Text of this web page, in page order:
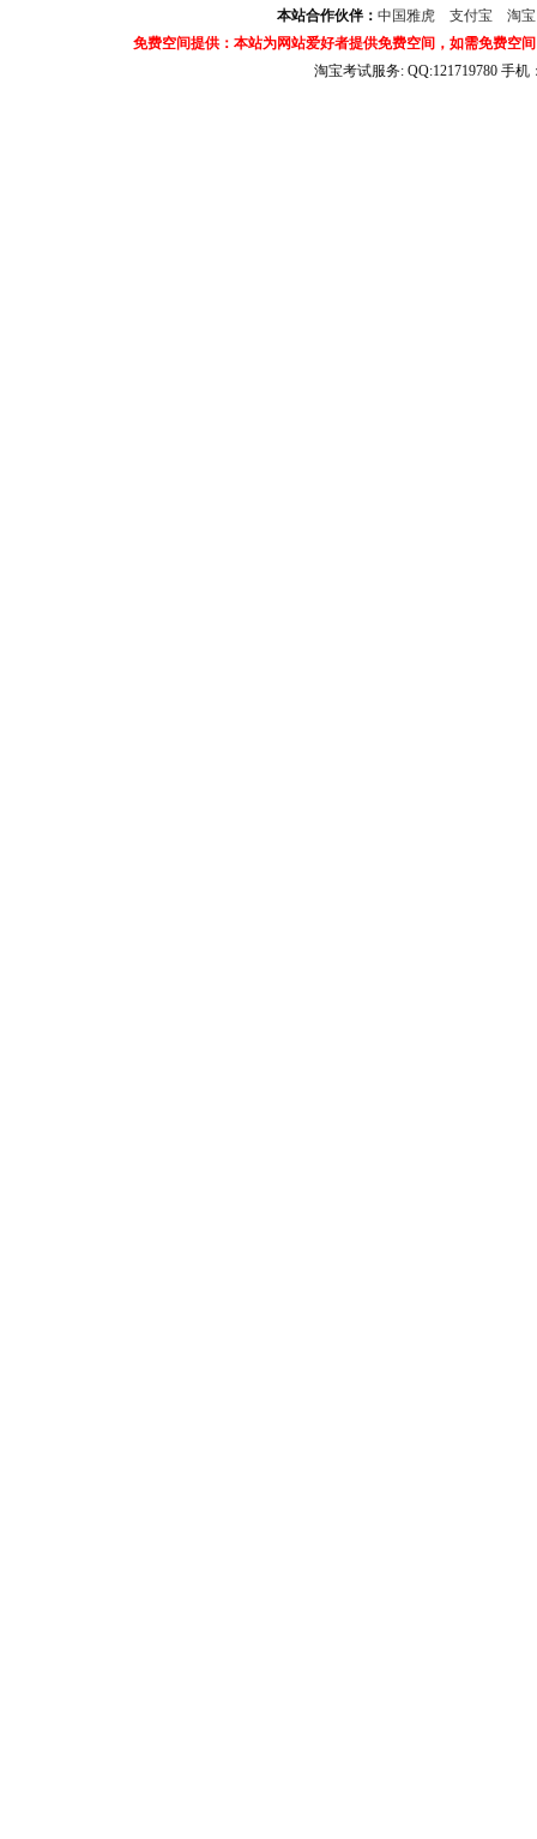
本站合作伙伴： 中国雅虎 支付宝
淘
免费空间提供：本站为网站爱好者提供免费空间，如需免费空
淘宝考试服务: QQ:121719780 手